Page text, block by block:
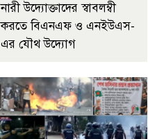
নারী উদ্যোক্তাদের স্বাবলম্বী
করতে বিএনএফ ও এনইউএস-
এর যৌথ উদ্যোগ